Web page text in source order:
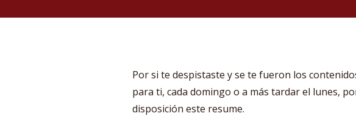
Por si te despistaste y se te fueron los
para ti, cada domingo o a más tardar el lunes,
disposición este resume.